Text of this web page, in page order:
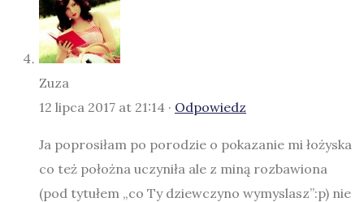
Zuza
12 lipca 2017 at 21:14 · Odpowiedz
Ja poprosiłam po porodzie o pokazanie mi łożyska
co też położna uczyniła ale z miną rozbawiona
(pod tytułem „co Ty dziewczyno wymyslasz”:p) nie